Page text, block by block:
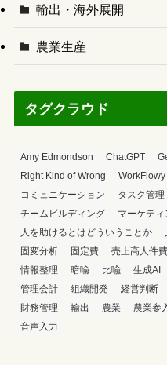
輸出・海外展開
農業生産
タグクラウド
Amy Edmondson ChatGPT
Right Kind of Wrong
WorkFlowy
コミュニケーション
タスク管理
チームビルディング
マーケティ
人を助けるとはどういうことか
固変分析
固定費 売上高人件
情報整理
暗喩 比喩 生成AI
管理会計
組織開発 経営判断
財務管理
輸出 農業 農業参
音声入力